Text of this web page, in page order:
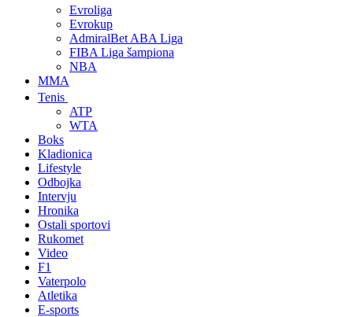
Evroliga
Evrokup
AdmiralBet ABA Liga
FIBA Liga šampiona
NBA
MMA
Tenis
ATP
WTA
Boks
Kladionica
Lifestyle
Odbojka
Intervju
Hronika
Ostali sportovi
Rukomet
Video
F1
Vaterpolo
Atletika
E-sports